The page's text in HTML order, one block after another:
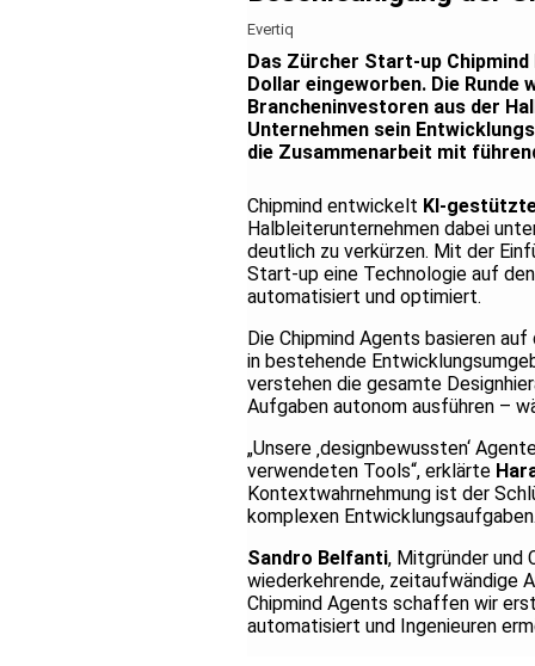
Evertiq
Das Zürcher Start-up
Dollar eingeworben. Die
Brancheninvestoren aus der
Unternehmen sein
die Zusammenarbeit mit
Chipmind entwickelt KI-
Halbleiterunternehmen dabei
deutlich zu verkürzen. Mit der
Start-up eine Technologie auf
automatisiert und optimiert.
Die Chipmind Agents basieren
in bestehende
verstehen die gesamte
Aufgaben autonom ausführen –
„Unsere ‚designbewussten‘
verwendeten Tools“, erklärte
Kontextwahrnehmung ist der
komplexen
Sandro Belfanti, Mitgründer und
wiederkehrende, zeitaufwändige
Chipmind Agents schaffen wir
automatisiert und Ingenieuren